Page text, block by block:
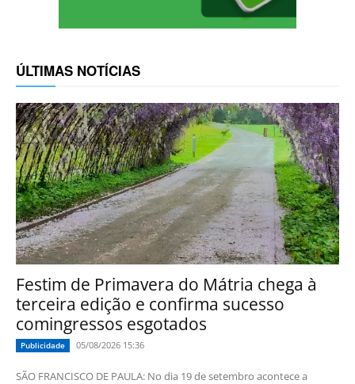
ÚLTIMAS NOTÍCIAS
Festim de Primavera do Mátria chega à
terceira edição e confirma sucesso
comingressos esgotados
Publicidade 05/08/2026 15:36
SÃO FRANCISCO DE PAULA: No dia 19 de setembro acontece a